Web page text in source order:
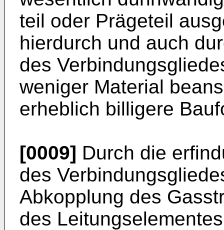
teil oder Prägeteil
hierdurch und auch
des
weniger Material
erheblich billigere
[0009] Durch die
des
Abkopplung des
des